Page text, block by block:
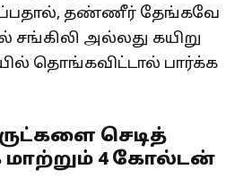
தண்ணீர் தேங்கவே
சங்கிலி அல்லது கயிறு
தொங்கவிட்டால் பார்க்க
செடித்
மாற்றும் 4 கோல்டன்